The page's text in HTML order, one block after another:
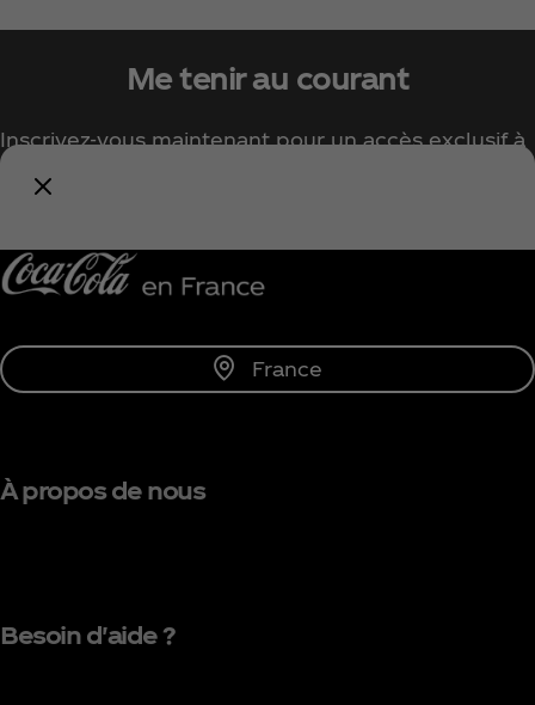
Me tenir au courant
Inscrivez-vous maintenant pour un accès exclusif à
tout l'univers Coca‑Cola !
France
À propos de nous
Besoin d'aide ?